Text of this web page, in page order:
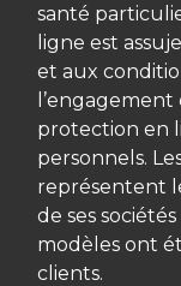
santé
ligne est
et aux
protection en
personnels.
représentent
de ses
modèles ont
clients.